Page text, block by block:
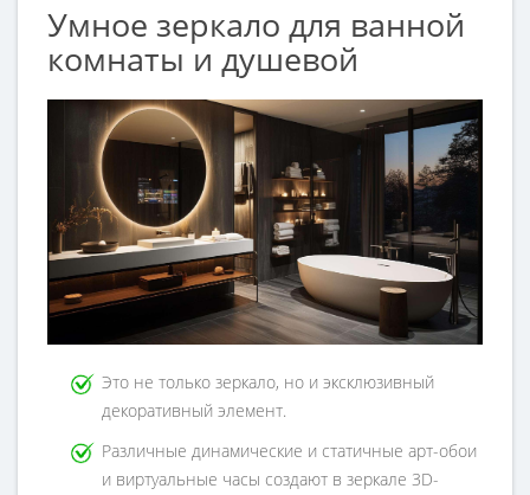
Умное зеркало для ванной
комнаты и душевой
Это не только зеркало, но и эксклюзивный
декоративный элемент.
Различные динамические и статичные арт-обои
и виртуальные часы создают в зеркале 3D-